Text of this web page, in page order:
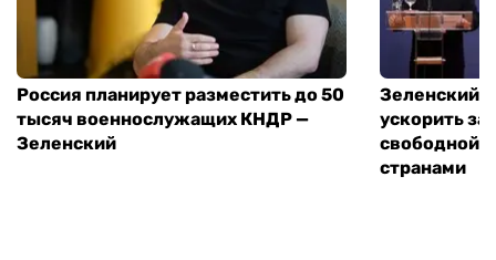
Россия планирует разместить до 50
тысяч военнослужащих КНДР —
Зеленский
Зеленский
ускорить
свободной
странами